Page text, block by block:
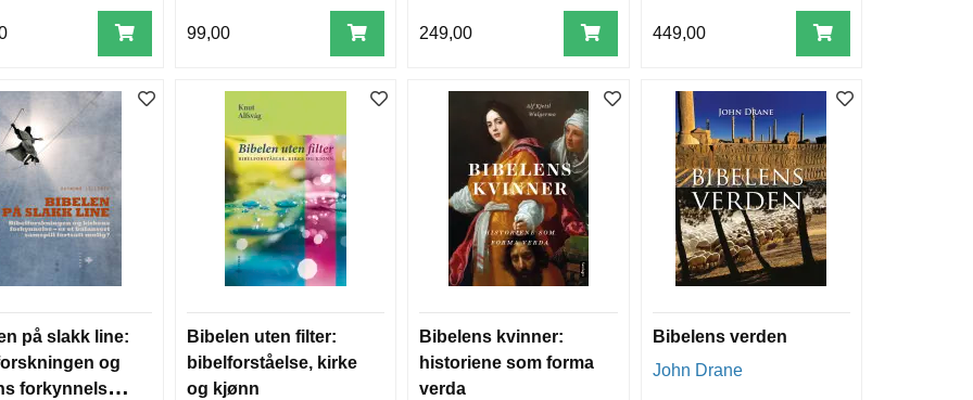
99,00 249,00 449,00
på slakk line:
og
forkynnelse -
Bibelen uten filter:
bibelforståelse, kirke
og kjønn
Bibelens kvinner:
historiene som forma
verda
Bibelens verden
John Drane